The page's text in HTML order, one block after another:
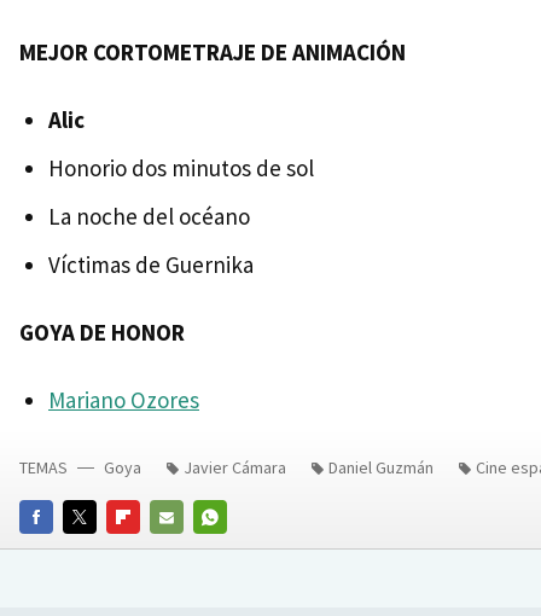
MEJOR CORTOMETRAJE DE ANIMACIÓN
Alic
Honorio dos minutos de sol
La noche del océano
Víctimas de Guernika
GOYA DE HONOR
Mariano Ozores
FACEBOOKTWITTERFLIPBOARD
E-
WHATSAPP
TEMAS Goya Javier Cámara Daniel Guzmán Cine